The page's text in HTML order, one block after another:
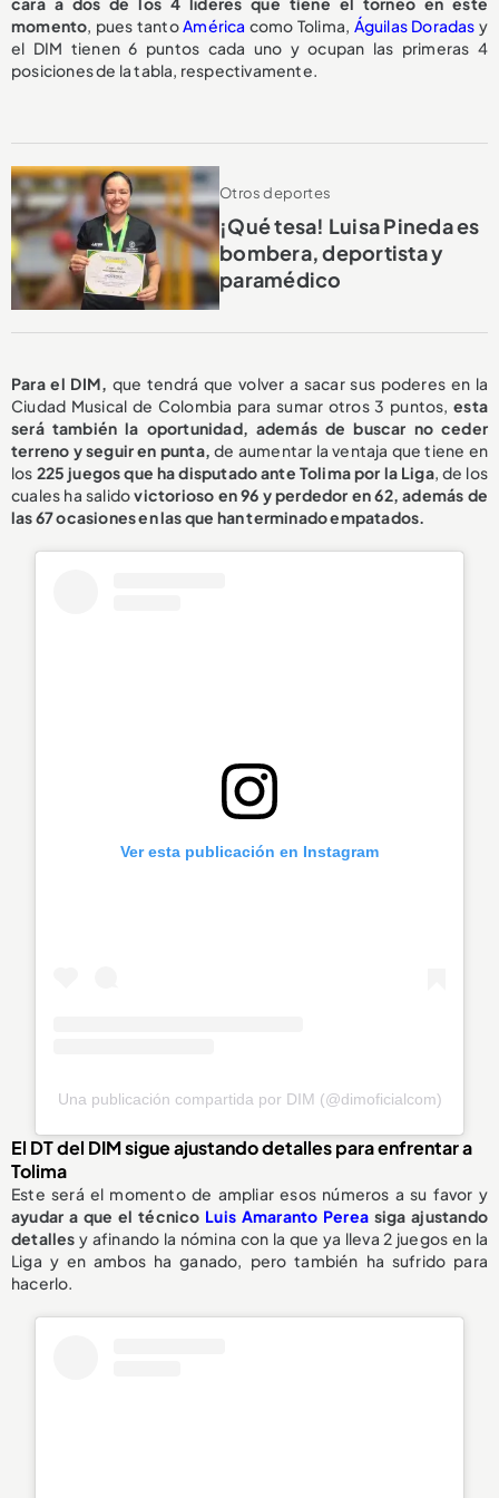
momento, pues tantoAmérica como Tolima, Águilas Doradas y
el DIM tienen 6 puntos cada uno y ocupan las primeras 4
posiciones de la tabla, respectivamente.
Otros deportes
¡Qué tesa! Luisa Pineda es
bombera, deportista y
paramédico
Para el DIM, que tendrá que volver a sacar sus poderes en la
Ciudad Musical de Colombia para sumar otros 3 puntos,esta
será también la oportunidad, además de buscar no ceder
terreno y seguir en punta, de aumentar la ventaja que tiene en
los 225 juegos que ha disputado ante Tolima por la Liga, de los
cuales ha salidovictorioso en 96 y perdedor en 62, además de
las 67 ocasiones en las que han terminado empatados.
Ver esta publicación en Instagram
Una publicación compartida por DIM (@dimoficialcom)
El DT del DIM sigue ajustando detalles para enfrentar a
Tolima
Este será el momento de ampliar esos números a su favor y
ayudar a que el técnico Luis Amaranto Perea siga ajustando
detalles y afinando la nómina con la que ya lleva 2 juegos en la
Liga y en ambos ha ganado, pero también ha sufrido para
hacerlo.